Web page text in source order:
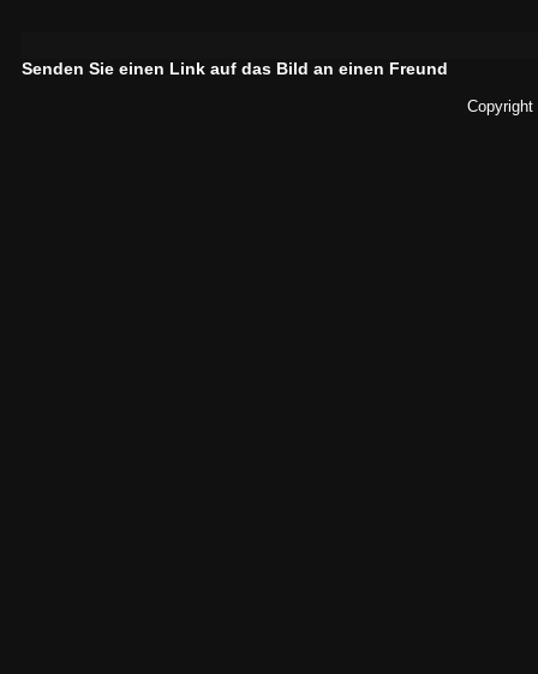
Senden Sie einen Link auf das Bild an einen Freund